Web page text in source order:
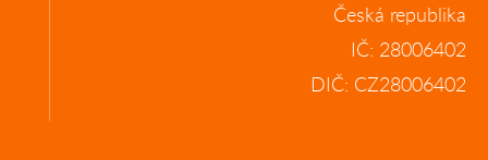
Česká republika
IČ: 28006402
DIČ: CZ28006402